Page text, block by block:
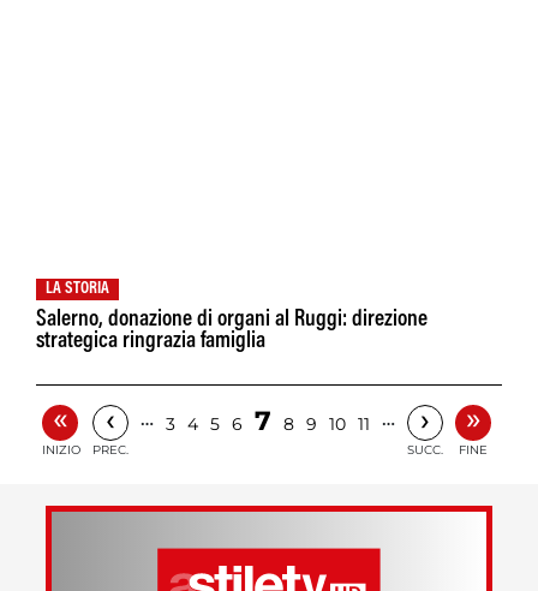
LA STORIA
Salerno, donazione di organi al Ruggi: direzione
strategica ringrazia famiglia
«
INIZIO
‹
PREC.
… 3 4 5 6 7 8 9 10 11 … ›
SUCC.
»
FINE